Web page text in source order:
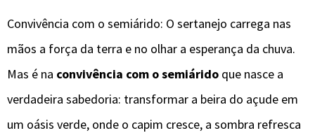
Convivência com o semiárido: O sertanejo carrega nas
mãos a força da terra e no olhar a esperança da chuva.
Mas é na convivência com o semiárido que nasce a
verdadeira sabedoria: transformar a beira do açude em
um oásis verde, onde o capim cresce, a sombra refresca